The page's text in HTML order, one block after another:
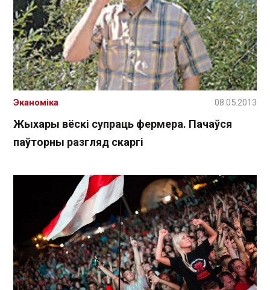
Жыхары вёскі супраць фермера. Пачаўся
паўторны разгляд скаргі
Эканоміка 08.05.2013